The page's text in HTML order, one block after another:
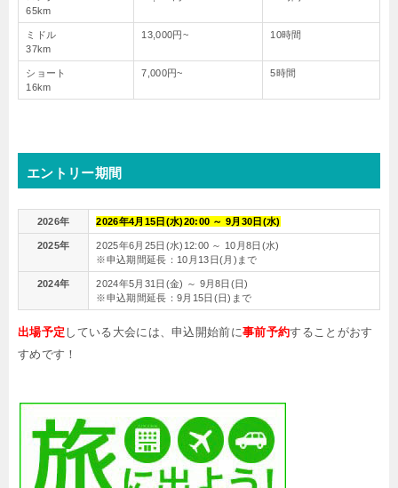
65km
ミドル
37km
13,000円~ 10時間
ショート
16km
7,000円~ 5時間
エントリー期間
2026年 2026年4月15日(水)20:00 ～ 9月30日(水)
2025年
2025年6月25日(水)12:00 ～ 10月8日(水)
※申込期間延長：10月13日(月)まで
2024年
2024年5月31日(金) ～ 9月8日(日)
※申込期間延長：9月15日(日)まで
出場予定 している大会には、申込開始前に事前予約することがおす
すめです！